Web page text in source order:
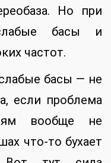
Но при
басы и
частот.
басы — не
если проблема
вообще не
что-то бухает